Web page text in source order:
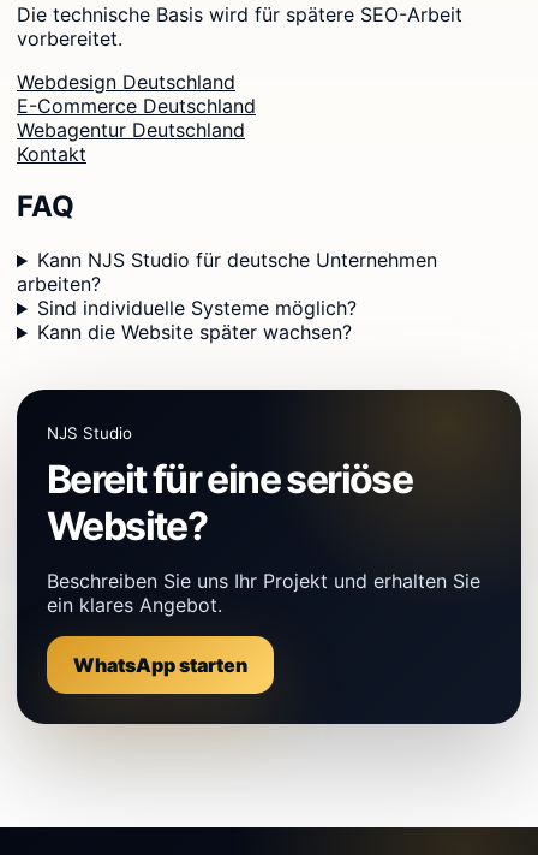
Die technische Basis wird für spätere SEO-Arbeit
vorbereitet.
Webdesign Deutschland
E-Commerce Deutschland
Webagentur Deutschland
Kontakt
FAQ
Kann NJS Studio für deutsche Unternehmen
arbeiten?
Sind individuelle Systeme möglich?
Kann die Website später wachsen?
NJS Studio
Bereit für eine seriöse
Website?
Beschreiben Sie uns Ihr Projekt und erhalten Sie
ein klares Angebot.
WhatsApp starten